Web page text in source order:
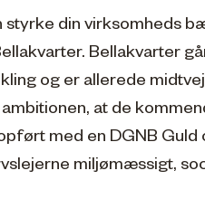
styrke din virksomheds
Bellakvarter
og er allerede
at de
med en DGNB
miljømæssigt,